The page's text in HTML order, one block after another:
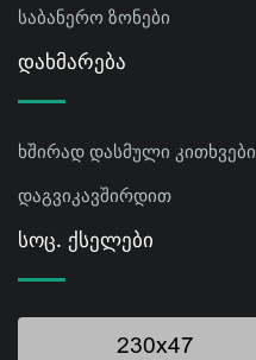
საბანერო ზონები
Დახმარება
ხშირად დასმული კითხვები
დაგვიკავშირდით
Სოც. Ქსელები